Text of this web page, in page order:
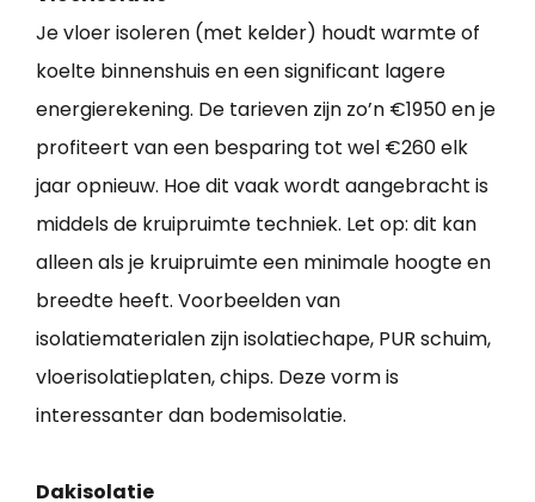
Je vloer isoleren (met kelder) houdt warmte of
koelte binnenshuis en een significant lagere
energierekening. De tarieven zijn zo’n €1950 en je
profiteert van een besparing tot wel €260 elk
jaar opnieuw. Hoe dit vaak wordt aangebracht is
middels de kruipruimte techniek. Let op: dit kan
alleen als je kruipruimte een minimale hoogte en
breedte heeft. Voorbeelden van
isolatiematerialen zijn isolatiechape, PUR schuim,
vloerisolatieplaten, chips. Deze vorm is
interessanter dan bodemisolatie.
Dakisolatie